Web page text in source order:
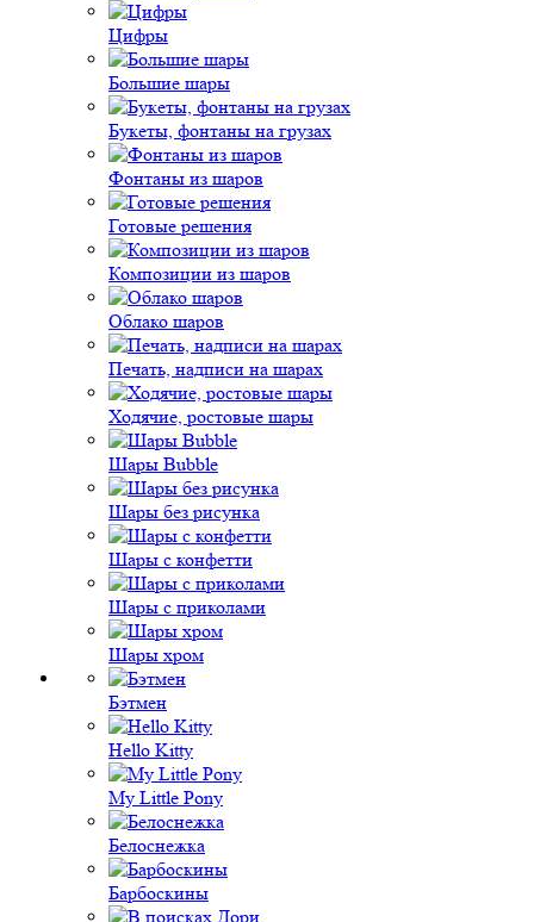
Цифры
Большие шары
Букеты, фонтаны на грузах
Фонтаны из шаров
Готовые решения
Композиции из шаров
Облако шаров
Печать, надписи на шарах
Ходячие, ростовые шары
Шары Bubble
Шары без рисунка
Шары с конфетти
Шары с приколами
Шары хром
Бэтмен
Hello Kitty
My Little Pony
Белоснежка
Барбоскины